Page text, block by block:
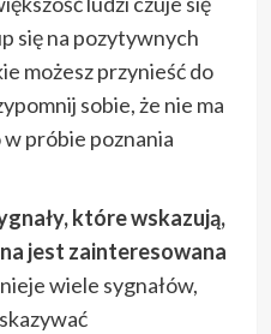
się na pozytywnych
możesz przynieść do
sobie, że nie ma
w próbie poznania
które wskazują,
jest zainteresowana
wiele sygnałów,